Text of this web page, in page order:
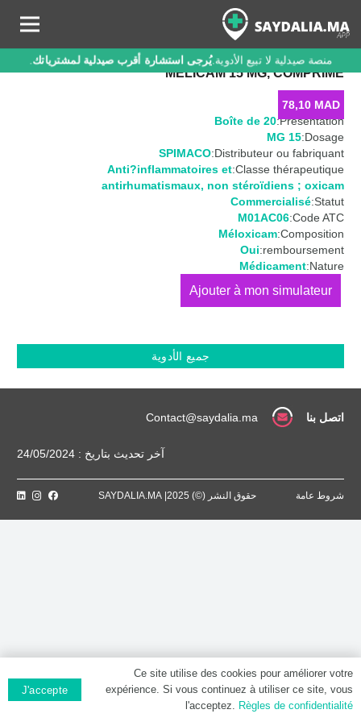
منصة صيدلية لا تبيع الأدوية.يُرجى استشارة أقرب صيدلية لمشترياتك.
MELICAM 15 MG, COMPRIMÉ
78,10 MAD
Présentation:
Boîte de 20
Dosage:
15 MG
Distributeur ou fabriquant:
SPIMACO
Classe thérapeutique:
Anti?inflammatoires et
antirhumatismaux, non stéroïdiens ; oxicam
Statut:
Commercialisé
Code ATC:
M01AC06
Composition:
Méloxicam
remboursement:
Oui
Nature:
Médicament
كمية
MG,
جميع الأدوية
اتصل بنا Contact@saydalia.ma
آخر تحديث بتاريخ : 24/05/2024
شروط عامة حقوق النشر (©) 2025| SAYDALIA.MA
Ce site utilise des cookies pour améliorer votre
expérience. Si vous continuez à utiliser ce site, vous
l'acceptez. Règles de confidentialité
J'accepte